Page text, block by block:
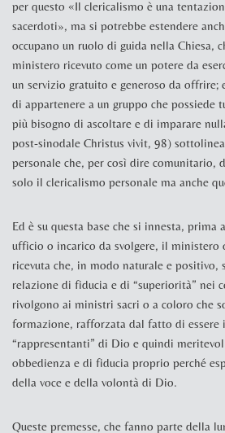
per questo «Il clericalismo è una
sacerdoti», ma si potrebbe estendere
occupano un ruolo di guida nella Chiesa,
ministero ricevuto come un potere da
un servizio gratuito e generoso da offrire;
di appartenere a un gruppo che possiede
più bisogno di ascoltare e di imparare
post-sinodale Christus vivit, 98)
personale che, per così dire comunitario,
solo il clericalismo personale ma anche
Ed è su questa base che si innesta, prima
ufficio o incarico da svolgere, il ministero
ricevuta che, in modo naturale e positivo,
relazione di fiducia e di “superiorità” nei
rivolgono ai ministri sacri o a coloro che
formazione, rafforzata dal fatto di essere
“rappresentanti” di Dio e quindi
obbedienza e di fiducia proprio perché
della voce e della volontà di Dio.
Queste premesse, che fanno parte della